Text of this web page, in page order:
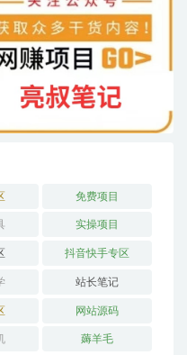
免费项目
实操项目
抖音快手专区
站长笔记
网站源码
薅羊毛